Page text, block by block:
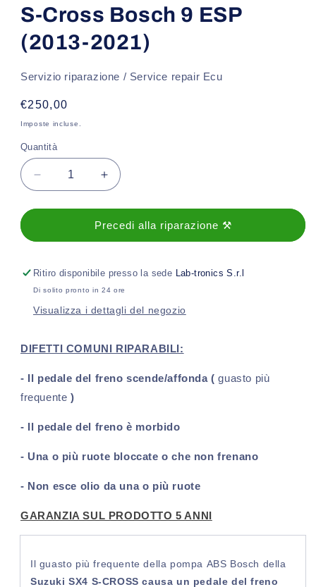
S-Cross Bosch 9 ESP
(2013-2021)
Servizio riparazione / Service repair Ecu
Prezzo
di
€250,00
Imposte incluse.
Quantità
Diminuisci
quantità
per
ABS
SX4
S-
Bosch
ESP
(2013-
2021)
Aumenta
quantità
per
Revisione
ABS
SX4
S-
Bosch
ESP
(2013-
2021)
Precedi alla riparazione ⚒️
Ritiro disponibile presso la sede Lab-tronics S.r.l
Di solito pronto in 24 ore
Visualizza i dettagli del negozio
DIFETTI COMUNI RIPARABILI:
- Il pedale del freno scende/affonda ( guasto più
frequente )
- Il pedale del freno è morbido
- Una o più ruote bloccate o che non frenano
- Non esce olio da una o più ruote
GARANZIA SUL PRODOTTO 5 ANNI
Il guasto più frequente della pompa ABS Bosch della
Suzuki SX4 S-CROSS causa un pedale del freno